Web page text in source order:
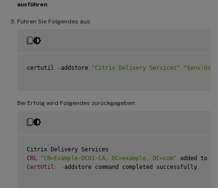
ausführen.
Führen Sie Folgendes aus:
certutil - addstore "Citrix Delivery Services"
Bei Erfolg wird Folgendes zurückgegeben:
CRL
"CN=Example-DC01-CA, DC=example, DC=com" added to
CertUtil : - addstore command completed successfully .